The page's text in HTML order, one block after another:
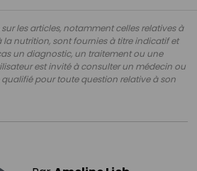
les articles, notamment celles relatives à
nutrition, sont fournies à titre indicatif et
un diagnostic, un traitement ou une
est invité à consulter un médecin ou
pour toute question relative à son